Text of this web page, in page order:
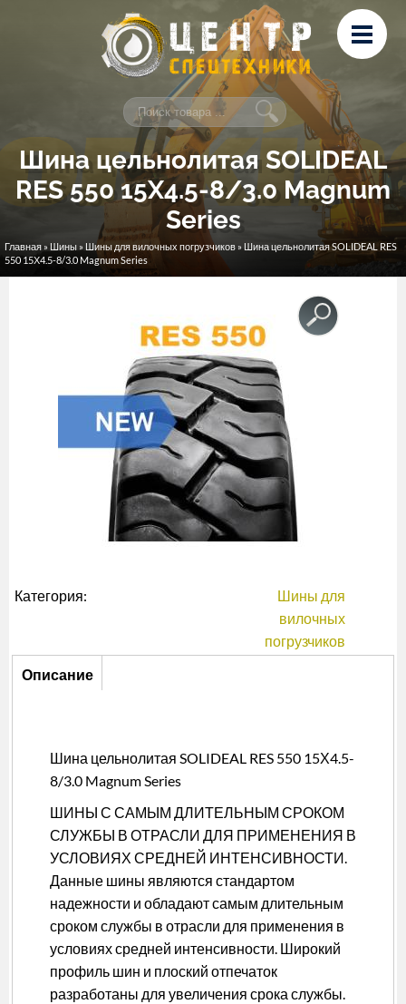
Перейти к основному содержанию
Лизинг
Сервис и ремонт
Контакты
Шина цельнолитая SOLIDEAL
RES 550 15Х4.5-8/3.0 Magnum
Series
Вы здесь
Главная » Шины » Шины для вилочных погрузчиков » Шина цельнолитая SOLIDEAL RES
550 15Х4.5-8/3.0 Magnum Series
Категория:
Шины для
вилочных
погрузчиков
Описание
Описание
Шина цельнолитая SOLIDEAL RES 550 15Х4.5-
8/3.0 Magnum Series
ШИНЫ С САМЫМ ДЛИТЕЛЬНЫМ СРОКОМ
СЛУЖБЫ В ОТРАСЛИ ДЛЯ ПРИМЕНЕНИЯ В
УСЛОВИЯХ СРЕДНЕЙ ИНТЕНСИВНОСТИ.
Данные шины являются стандартом
надежности и обладают самым длительным
сроком службы в отрасли для применения в
условиях средней интенсивности. Широкий
профиль шин и плоский отпечаток
разработаны для увеличения срока службы.